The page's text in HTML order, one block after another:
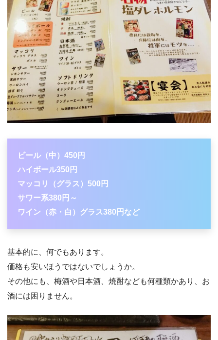
ビール（中）450円
ハイボール350円
マッコリ（グラス）500円
サワー系380円～
ワイン（赤・白）グラス380円など
基本的に、何でもあります。
価格も安いほうではないでしょうか。
その他にも、梅酒や日本酒、焼酎なども何種類かあり、お
酒には困りません。